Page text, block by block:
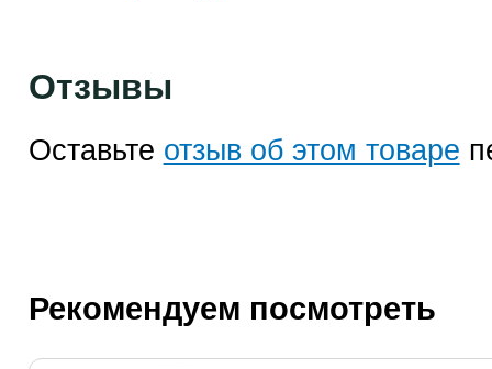
Отзывы
Оставьте отзыв об этом товаре
Рекомендуем посмотреть